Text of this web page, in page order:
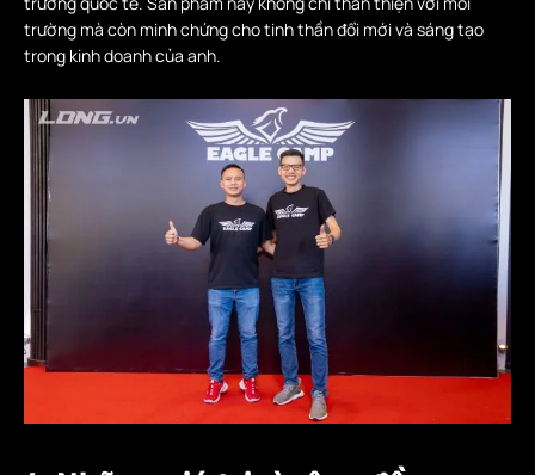
trường mà còn minh chứng cho tinh thần đổi mới và sáng tạo
trong kinh doanh của anh.